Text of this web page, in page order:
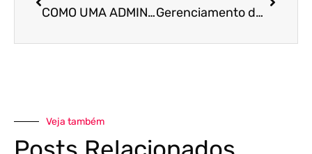
COMO UMA ADMINISTRAÇÃO EFICIENTE PODE SER CRUCIAL PARA O SUCESSO DO SEU POSTO DE COMBUSTÍVEL Gerenciamento de processos do posto de combustíveis: fator fundamental para obter êxito
Veja também